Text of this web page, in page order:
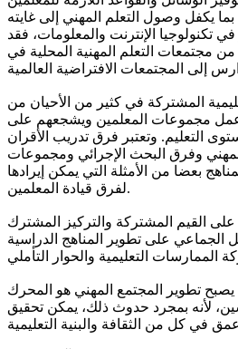
يكفل وصول التعلم المهني إلى غايته
تكنولوجيا الإنترنت والمعلومات، فقد
مجتمعات التعلم المهنية المحلية في
المشتركة في كثير من الأحيان من
مجموعات المعلمين ويشجعهم على
التعليم. وتعتبر فرق تدريب الأقران
وفرق البحث الإجرائي ومجموعات
بعضا من الأمثلة التي يمكن إيرادها
لفرق قيادة المعلمين.
القيم المشتركة والتركيز المشترك
الجماعي على تطوير المناهج الدراسية
تطوير المجتمع المهني هو المحرك
لأنه بمجرد حدوث ذلك، يمكن تحقيق